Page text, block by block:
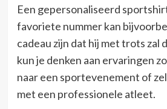
Een gepersonaliseerd
favoriete nummer kan
cadeau zijn dat hij met trots zal
kun je denken aan ervaringen
naar een sportevenement of
met een professionele atleet.